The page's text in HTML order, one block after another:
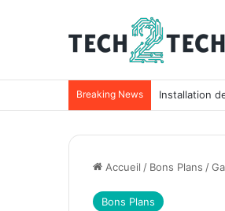
Breaking News Installation
Accueil / Bons Plans /
Bons Plans